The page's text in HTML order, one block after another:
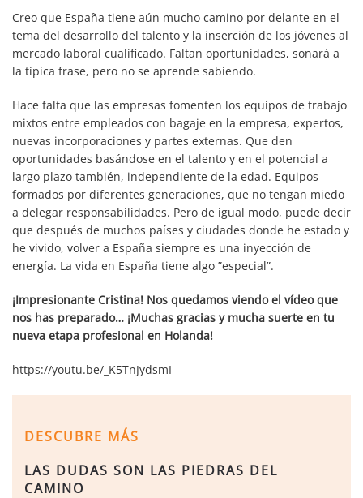
Creo que España tiene aún mucho camino por delante en el
tema del desarrollo del talento y la inserción de los jóvenes al
mercado laboral cualificado. Faltan oportunidades, sonará a
la típica frase, pero no se aprende sabiendo.
Hace falta que las empresas fomenten los equipos de trabajo
mixtos entre empleados con bagaje en la empresa, expertos,
nuevas incorporaciones y partes externas. Que den
oportunidades basándose en el talento y en el potencial a
largo plazo también, independiente de la edad. Equipos
formados por diferentes generaciones, que no tengan miedo
a delegar responsabilidades. Pero de igual modo, puede decir
que después de muchos países y ciudades donde he estado y
he vivido, volver a España siempre es una inyección de
energía. La vida en España tiene algo ”especial”.
¡Impresionante Cristina! Nos quedamos viendo el vídeo que
nos has preparado… ¡Muchas gracias y mucha suerte en tu
nueva etapa profesional en Holanda!
https://youtu.be/_K5TnJydsmI
DESCUBRE MÁS
LAS DUDAS SON LAS PIEDRAS DEL
CAMINO